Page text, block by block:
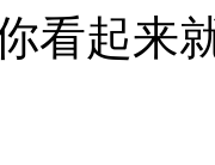
看起来